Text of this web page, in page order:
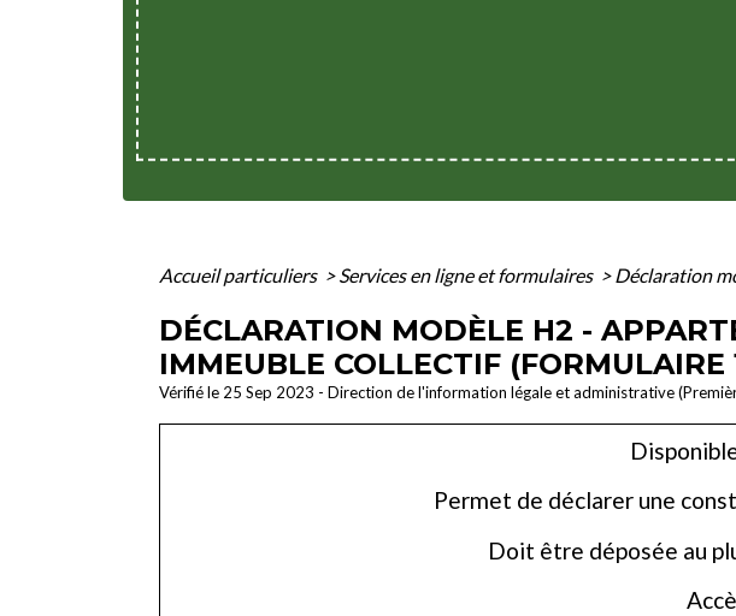
Accueil particuliers > Services en ligne et formulaires > Déclaration
DÉCLARATION MODÈLE H2 -
IMMEUBLE COLLECTIF (FORMULAIRE
Vérifié le 25 Sep 2023 - Direction de l'information légale et administrative
Permet de déclarer une
Doit être déposée au